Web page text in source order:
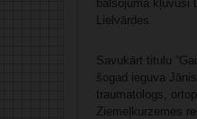
balsojumā kļuvusi
Lielvārdes.
Savukārt titulu
šogad ieguva
traumatologs,
Ziemeļkurzemes